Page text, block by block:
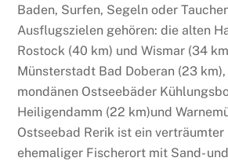
Baden, Surfen, Segeln oder
Ausflugszielen gehören: die alten
Rostock (40 km) und Wismar (34
Münsterstadt Bad Doberan (23
mondänen Ostseebäder
Heiligendamm (22 km)und
Ostseebad Rerik ist ein
ehemaliger Fischerort mit Sand-